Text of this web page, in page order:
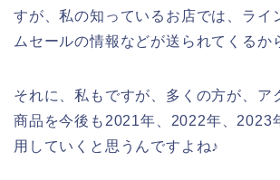
すが、私の知っているお店では、ライ
ムセールの情報などが送られてくるか
それに、私もですが、多くの方が、ア
商品を今後も2021年、2022年、2023
用していくと思うんですよね♪